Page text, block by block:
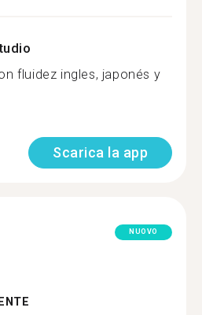
fluidez ingles, japonés y
Scarica la app
NUOVO